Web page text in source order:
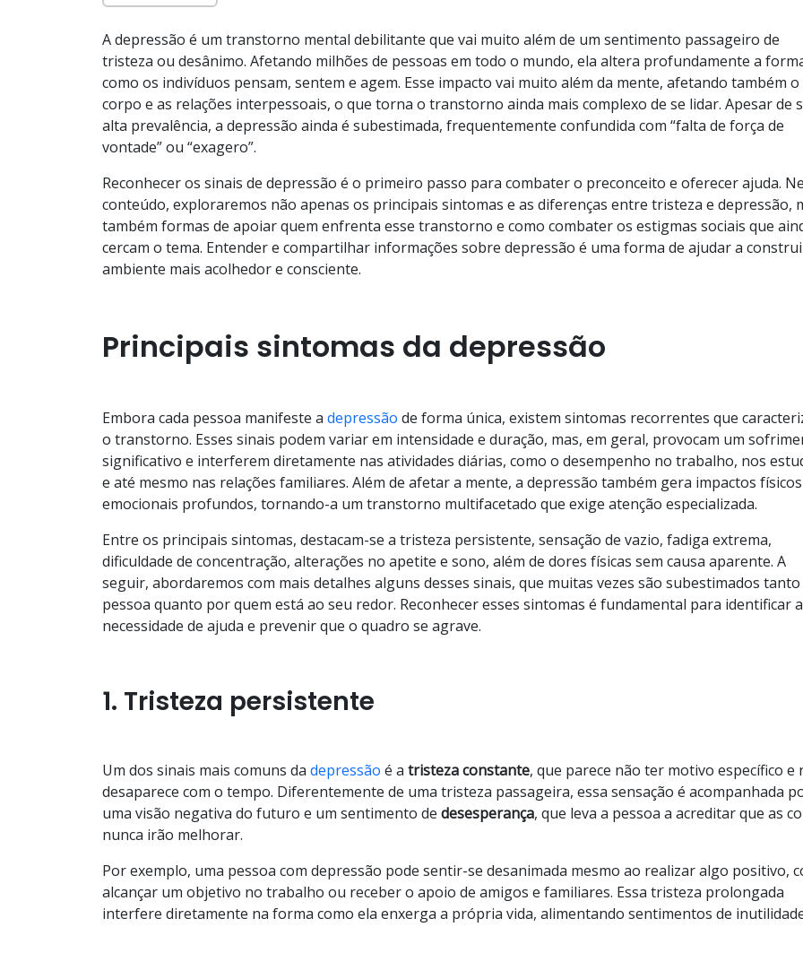
A depressão é um transtorno mental debilitante que vai muito além de um sentimento passageiro de
tristeza ou desânimo. Afetando milhões de pessoas em todo o mundo, ela altera profundamente a
como os indivíduos pensam, sentem e agem. Esse impacto vai muito além da mente, afetando também o
corpo e as relações interpessoais, o que torna o transtorno ainda mais complexo de se lidar. Apesar de
alta prevalência, a depressão ainda é subestimada, frequentemente confundida com “falta de força de
vontade” ou “exagero”.
Reconhecer os sinais de depressão é o primeiro passo para combater o preconceito e oferecer ajuda.
conteúdo, exploraremos não apenas os principais sintomas e as diferenças entre tristeza e depressão,
também formas de apoiar quem enfrenta esse transtorno e como combater os estigmas sociais que
cercam o tema. Entender e compartilhar informações sobre depressão é uma forma de ajudar a
ambiente mais acolhedor e consciente.
Principais sintomas da depressão
Embora cada pessoa manifeste a depressão de forma única, existem sintomas recorrentes que
o transtorno. Esses sinais podem variar em intensidade e duração, mas, em geral, provocam um
significativo e interferem diretamente nas atividades diárias, como o desempenho no trabalho, nos
e até mesmo nas relações familiares. Além de afetar a mente, a depressão também gera impactos
emocionais profundos, tornando-a um transtorno multifacetado que exige atenção especializada.
Entre os principais sintomas, destacam-se a tristeza persistente, sensação de vazio, fadiga extrema,
dificuldade de concentração, alterações no apetite e sono, além de dores físicas sem causa aparente. A
seguir, abordaremos com mais detalhes alguns desses sinais, que muitas vezes são subestimados
pessoa quanto por quem está ao seu redor. Reconhecer esses sintomas é fundamental para identificar a
necessidade de ajuda e prevenir que o quadro se agrave.
1. Tristeza persistente
Um dos sinais mais comuns da depressão é a tristeza constante, que parece não ter motivo específico e
desaparece com o tempo. Diferentemente de uma tristeza passageira, essa sensação é acompanhada
uma visão negativa do futuro e um sentimento de desesperança, que leva a pessoa a acreditar que as
nunca irão melhorar.
Por exemplo, uma pessoa com depressão pode sentir-se desanimada mesmo ao realizar algo positivo,
alcançar um objetivo no trabalho ou receber o apoio de amigos e familiares. Essa tristeza prolongada
interfere diretamente na forma como ela enxerga a própria vida, alimentando sentimentos de